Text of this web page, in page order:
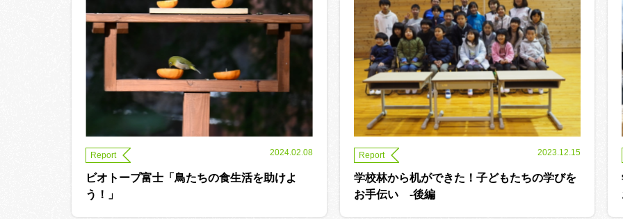
Report 2024.02.08
ビオトープ富士「鳥たちの食生活を助けよ
う！」
Report 2023.12.15
学校林から机ができた！子どもたちの学びを
お手伝い -後編